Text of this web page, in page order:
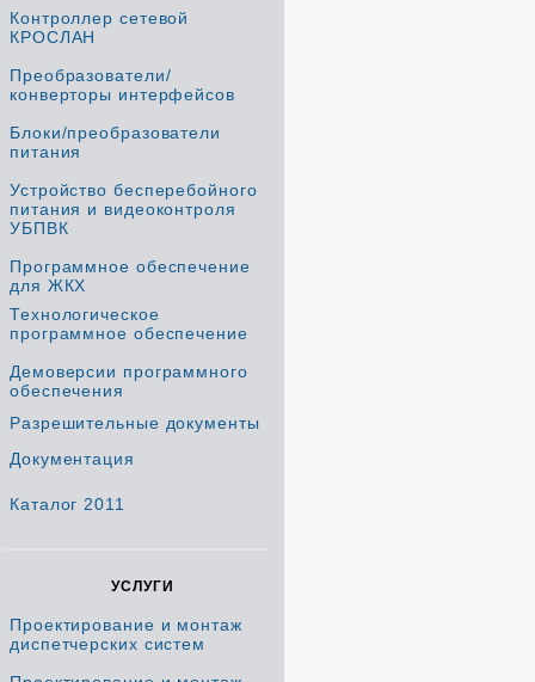
Контроллер сетевой
КРОСЛАН
Преобразователи/
конверторы интерфейсов
Блоки/преобразователи
питания
Устройство бесперебойного
питания и видеоконтроля
УБПВК
Программное обеспечение
для ЖКХ
Технологическое
программное обеспечение
Демоверсии программного
обеспечения
Разрешительные документы
Документация
Каталог 2011
УСЛУГИ
Проектирование и монтаж
диспетчерских систем